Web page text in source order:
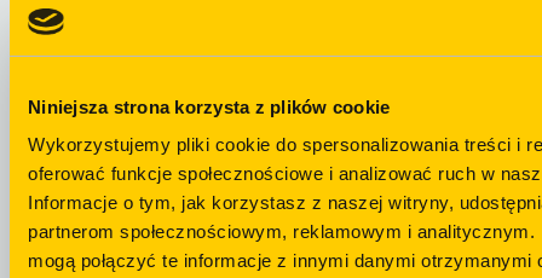
Niniejsza strona korzysta z plików cookie
Wykorzystujemy pliki cookie do spersonalizowania treści i
oferować funkcje społecznościowe i analizować ruch w
Informacje o tym, jak korzystasz z naszej witryny,
partnerom społecznościowym, reklamowym i analitycznym.
mogą połączyć te informacje z innymi danymi otrzymanymi
Остались
вопросы?
Telegram